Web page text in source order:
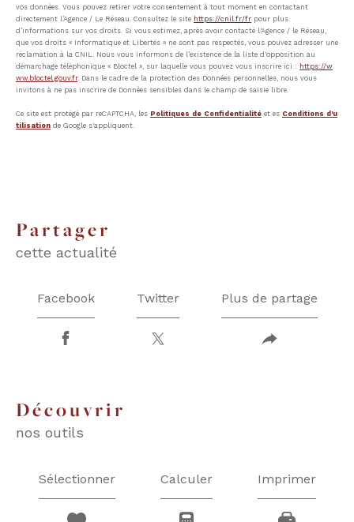
vos données. Vous pouvez retirer votre consentement à tout moment en contactant
directement l’Agence / Le Réseau. Consultez le site https://cnil.fr/fr pour plus
d’informations sur vos droits. Si vous estimez, après avoir contacté l'Agence / le Réseau,
que vos droits « Informatique et Libertés » ne sont pas respectés, vous pouvez adresser une
réclamation à la CNIL. Nous vous informons de l’existence de la liste d'opposition au
démarchage téléphonique « Bloctel », sur laquelle vous pouvez vous inscrire ici : https://w
ww.bloctel.gouv.fr. Dans le cadre de la protection des Données personnelles, nous vous
invitons à ne pas inscrire de Données sensibles dans le champ de saisie libre.
Ce site est protégé par reCAPTCHA, les Politiques de Confidentialité et es Conditions d'u
tilisation de Google s'appliquent.
partager
cette actualité
Facebook Twitter Plus de partage
découvrir
nos outils
Sélectionner Calculer Imprimer